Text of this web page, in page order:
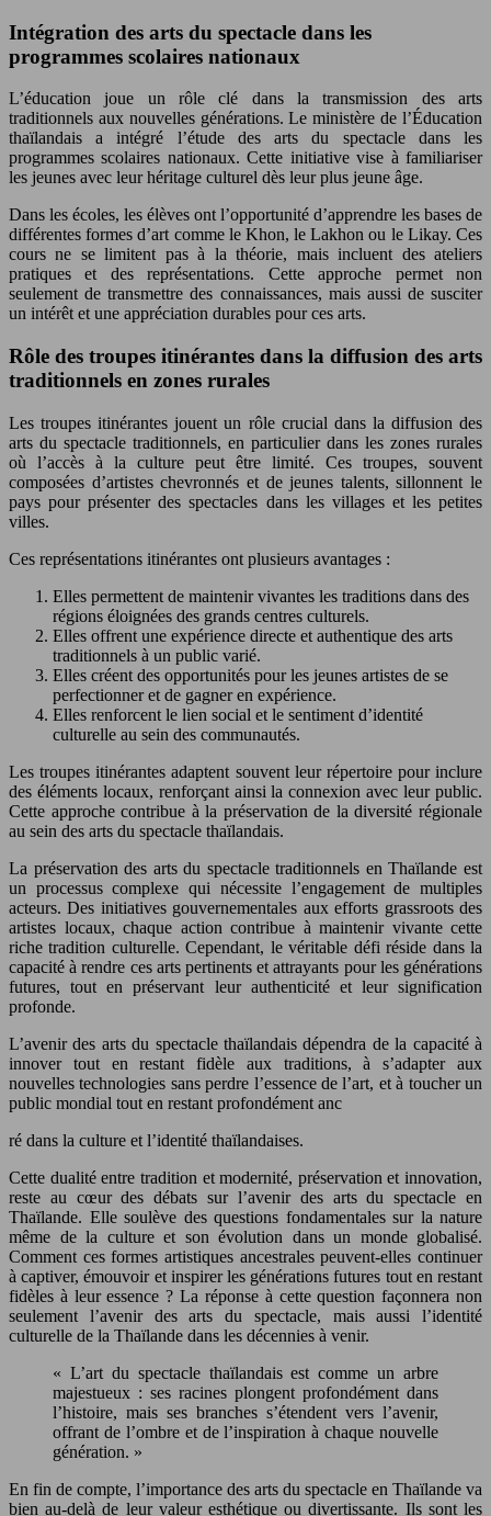
Intégration des arts du spectacle dans les
programmes scolaires nationaux
L’éducation joue un rôle clé dans la transmission des arts
traditionnels aux nouvelles générations. Le ministère de l’Éducation
thaïlandais a intégré l’étude des arts du spectacle dans les
programmes scolaires nationaux. Cette initiative vise à familiariser
les jeunes avec leur héritage culturel dès leur plus jeune âge.
Dans les écoles, les élèves ont l’opportunité d’apprendre les bases de
différentes formes d’art comme le Khon, le Lakhon ou le Likay. Ces
cours ne se limitent pas à la théorie, mais incluent des ateliers
pratiques et des représentations. Cette approche permet non
seulement de transmettre des connaissances, mais aussi de susciter
un intérêt et une appréciation durables pour ces arts.
Rôle des troupes itinérantes dans la diffusion des arts
traditionnels en zones rurales
Les troupes itinérantes jouent un rôle crucial dans la diffusion des
arts du spectacle traditionnels, en particulier dans les zones rurales
où l’accès à la culture peut être limité. Ces troupes, souvent
composées d’artistes chevronnés et de jeunes talents, sillonnent le
pays pour présenter des spectacles dans les villages et les petites
villes.
Ces représentations itinérantes ont plusieurs avantages :
Elles permettent de maintenir vivantes les traditions dans des
régions éloignées des grands centres culturels.
Elles offrent une expérience directe et authentique des arts
traditionnels à un public varié.
Elles créent des opportunités pour les jeunes artistes de se
perfectionner et de gagner en expérience.
Elles renforcent le lien social et le sentiment d’identité
culturelle au sein des communautés.
Les troupes itinérantes adaptent souvent leur répertoire pour inclure
des éléments locaux, renforçant ainsi la connexion avec leur public.
Cette approche contribue à la préservation de la diversité régionale
au sein des arts du spectacle thaïlandais.
La préservation des arts du spectacle traditionnels en Thaïlande est
un processus complexe qui nécessite l’engagement de multiples
acteurs. Des initiatives gouvernementales aux efforts grassroots des
artistes locaux, chaque action contribue à maintenir vivante cette
riche tradition culturelle. Cependant, le véritable défi réside dans la
capacité à rendre ces arts pertinents et attrayants pour les générations
futures, tout en préservant leur authenticité et leur signification
profonde.
L’avenir des arts du spectacle thaïlandais dépendra de la capacité à
innover tout en restant fidèle aux traditions, à s’adapter aux
nouvelles technologies sans perdre l’essence de l’art, et à toucher un
public mondial tout en restant profondément anc
ré dans la culture et l’identité thaïlandaises.
Cette dualité entre tradition et modernité, préservation et innovation,
reste au cœur des débats sur l’avenir des arts du spectacle en
Thaïlande. Elle soulève des questions fondamentales sur la nature
même de la culture et son évolution dans un monde globalisé.
Comment ces formes artistiques ancestrales peuvent-elles continuer
à captiver, émouvoir et inspirer les générations futures tout en restant
fidèles à leur essence ? La réponse à cette question façonnera non
seulement l’avenir des arts du spectacle, mais aussi l’identité
culturelle de la Thaïlande dans les décennies à venir.
« L’art du spectacle thaïlandais est comme un arbre
majestueux : ses racines plongent profondément dans
l’histoire, mais ses branches s’étendent vers l’avenir,
offrant de l’ombre et de l’inspiration à chaque nouvelle
génération. »
En fin de compte, l’importance des arts du spectacle en Thaïlande va
bien au-delà de leur valeur esthétique ou divertissante. Ils sont les